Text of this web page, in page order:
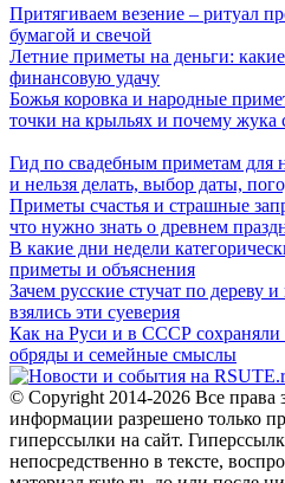
Притягиваем везение – ритуал
бумагой и свечой
Летние приметы на деньги: какие
финансовую удачу
Божья коровка и народные
точки на крыльях и почему жука
Гид по свадебным приметам для
и нельзя делать, выбор даты,
Приметы счастья и страшные
что нужно знать о древнем
В какие дни недели
приметы и объяснения
Зачем русские стучат по дереву
взялись эти суеверия
Как на Руси и в СССР сохраняли
обряды и семейные смыслы
© Copyright 2014-2026 Все
информации разрешено только
гиперссылки на сайт.
непосредственно в тексте,